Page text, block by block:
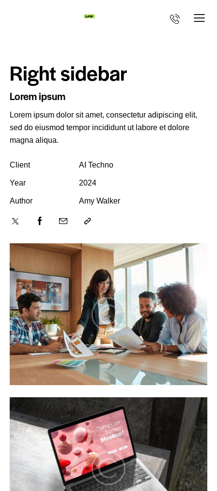
Right sidebar
Lorem ipsum
Lorem ipsum dolor sit amet, consectetur adipiscing elit,
sed do eiusmod tempor incididunt ut labore et dolore
magna aliqua.
Client AI Techno
Year 2024
Author Amy Walker